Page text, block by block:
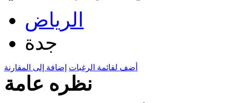
الرياض
جدة
أضف لقائمة الرغبات إضافة إلى المقارنة
نظره عامة